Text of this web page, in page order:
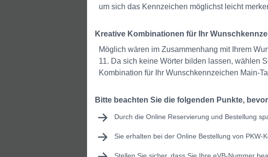
um sich das Kennzeichen möglichst leicht
Kreative Kombinationen für Ihr
Möglich wären im Zusammenhang mit Ihrem
11. Da sich keine Wörter bilden lassen, wählen
Kombination für Ihr Wunschkennzeichen Main-
Bitte beachten Sie die folgenden Punkte,
Durch die Online Reservierung und Bestellung
Sie erhalten bei der Online Bestellung von